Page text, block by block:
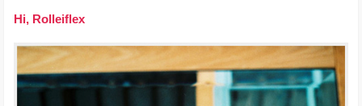
Hi, Rolleiflex